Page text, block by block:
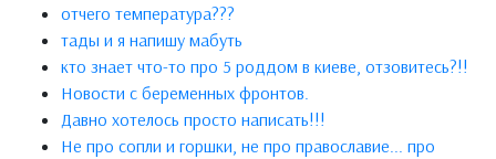
отчего температура???
тады и я напишу мабуть
кто знает что-то про 5 роддом в киеве, отзовитесь?!!
Новости с беременных фронтов.
Давно хотелось просто написать!!!
Не про сопли и горшки, не про православие... про